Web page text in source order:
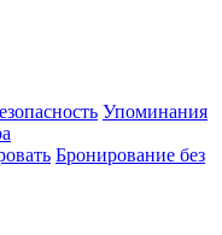
Упоминания
Бронирование без